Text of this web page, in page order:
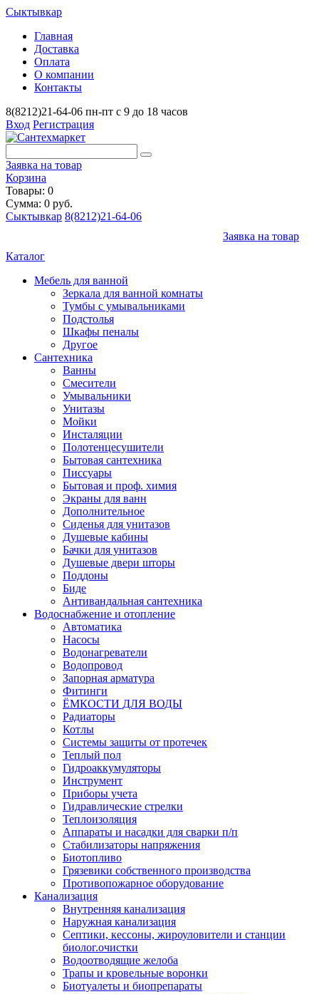
Сыктывкар
Главная
Доставка
Оплата
О компании
Контакты
8(8212)21-64-06 пн-пт с 9 до 18 часов
Вход Регистрация
Заявка на товар
Корзина
Товары: 0
Сумма: 0 руб.
Сыктывкар 8(8212)21-64-06
Заявка на товар
Каталог
Мебель для ванной
Зеркала для ванной комнаты
Тумбы с умывальниками
Подстолья
Шкафы пеналы
Другое
Сантехника
Ванны
Смесители
Умывальники
Унитазы
Мойки
Инсталяции
Полотенцесушители
Бытовая сантехника
Писсуары
Бытовая и проф. химия
Экраны для ванн
Дополнительное
Сиденья для унитазов
Душевые кабины
Бачки для унитазов
Душевые двери шторы
Поддоны
Биде
Антивандальная сантехника
Водоснабжение и отопление
Автоматика
Насосы
Водонагреватели
Водопровод
Запорная арматура
Фитинги
ЁМКОСТИ ДЛЯ ВОДЫ
Радиаторы
Котлы
Системы защиты от протечек
Теплый пол
Гидроаккумуляторы
Инструмент
Приборы учета
Гидравлические стрелки
Теплоизоляция
Аппараты и насадки для сварки п/п
Стабилизаторы напряжения
Биотопливо
Грязевики собственного производства
Противопожарное оборудование
Канализация
Внутренняя канализация
Наружная канализация
Септики, кессоны, жироуловители и станции
биолог.очистки
Водоотводящие желоба
Трапы и кровельные воронки
Биотуалеты и биопрепараты